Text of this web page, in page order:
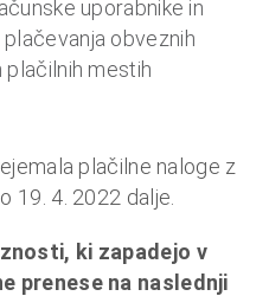
uporabnike in
obveznih
plačilnih mestih
plačilne naloge z
19. 4. 2022 dalje.
ki zapadejo v
prenese na naslednji